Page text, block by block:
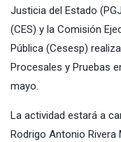
Justicia del Estado
(CES) y la Comisión
Pública (Cesesp)
Procesales y Pruebas
mayo.
La actividad estará a
Rodrigo Antonio